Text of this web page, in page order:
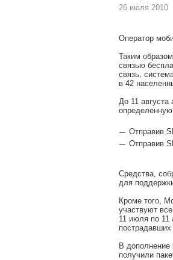
26 июля 2010
Оператор
Таким
связью
связь,
в 42
До 11
Отправив
Отправив
Средства,
для
Кроме того,
участвуют
11 июля по 11
В дополнение
получили